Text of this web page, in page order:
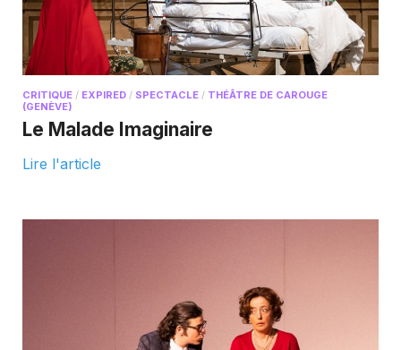
CRITIQUE / EXPIRED / SPECTACLE / THÉÂTRE DE CAROUGE
(GENÈVE)
Le Malade Imaginaire
Lire l'article